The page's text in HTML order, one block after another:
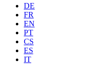
DE
FR
EN
PT
CS
ES
IT